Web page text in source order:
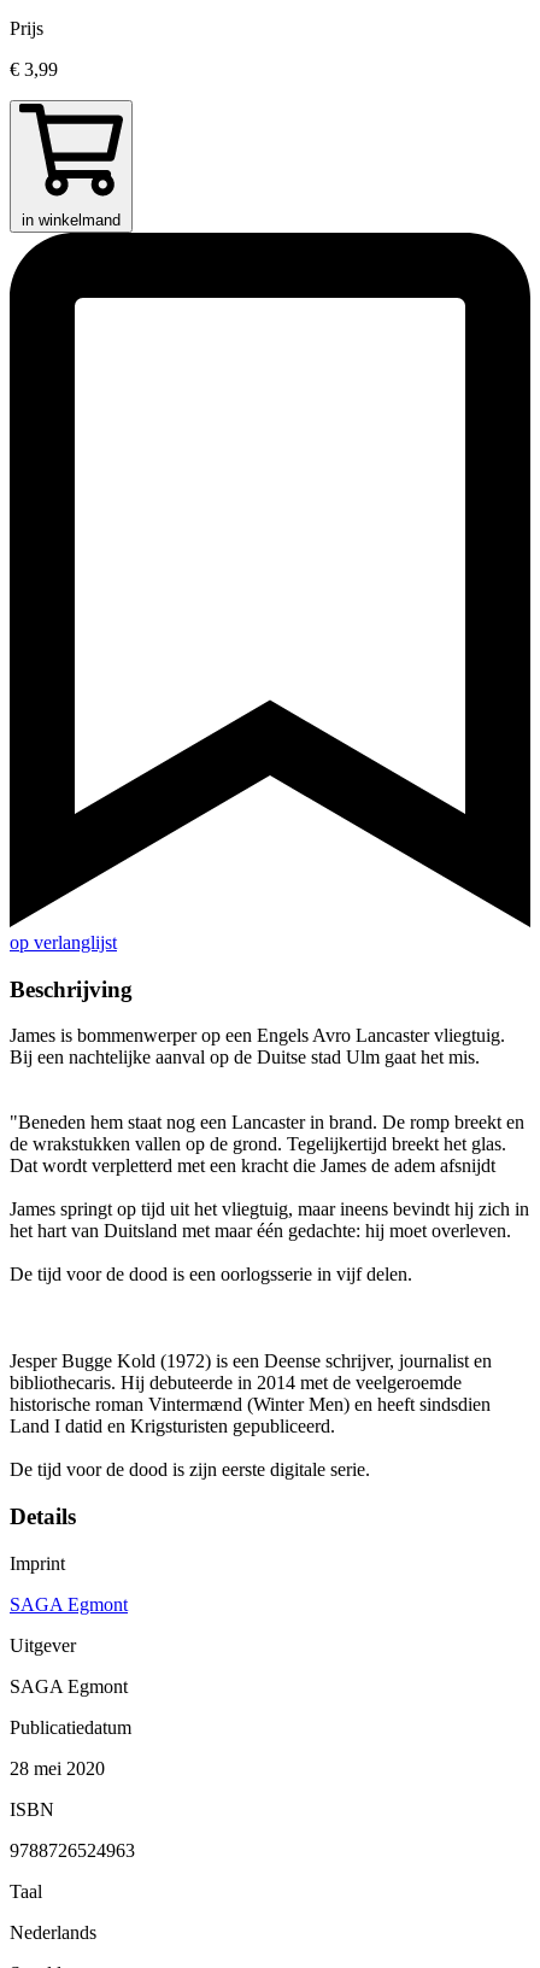
Prijs
€ 3,99
in winkelmand
op verlanglijst
Beschrijving
James is bommenwerper op een Engels Avro Lancaster vliegtuig.
Bij een nachtelijke aanval op de Duitse stad Ulm gaat het mis.
"Beneden hem staat nog een Lancaster in brand. De romp breekt en
de wrakstukken vallen op de grond. Tegelijkertijd breekt het glas.
Dat wordt verpletterd met een kracht die James de adem afsnijdt
James springt op tijd uit het vliegtuig, maar ineens bevindt hij zich in
het hart van Duitsland met maar één gedachte: hij moet overleven.
De tijd voor de dood is een oorlogsserie in vijf delen.
Jesper Bugge Kold (1972) is een Deense schrijver, journalist en
bibliothecaris. Hij debuteerde in 2014 met de veelgeroemde
historische roman Vintermænd (Winter Men) en heeft sindsdien
Land I datid en Krigsturisten gepubliceerd.
De tijd voor de dood is zijn eerste digitale serie.
Details
Imprint
SAGA Egmont
Uitgever
SAGA Egmont
Publicatiedatum
28 mei 2020
ISBN
9788726524963
Taal
Nederlands